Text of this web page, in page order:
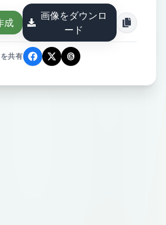
成
画像をダウンロ
ード
共有